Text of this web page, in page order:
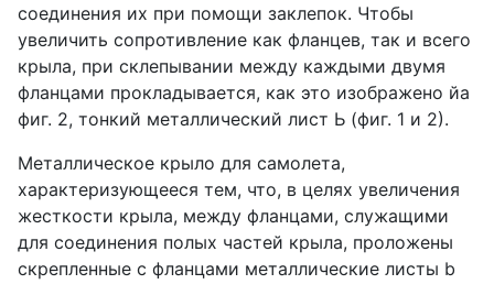
соединения их при помощи заклепок. Чтобы
увеличить сопротивление как фланцев, так и всего
крыла, при склепывании между каждыми двумя
фланцами прокладывается, как это изображено йа
фиг. 2, тонкий металлический лист Ь (фиг. 1 и 2).
Металлическое крыло для самолета,
характеризующееся тем, что, в целях увеличения
жесткости крыла, между фланцами, служащими
для соединения полых частей крыла, проложены
скрепленные с фланцами металлические листы b